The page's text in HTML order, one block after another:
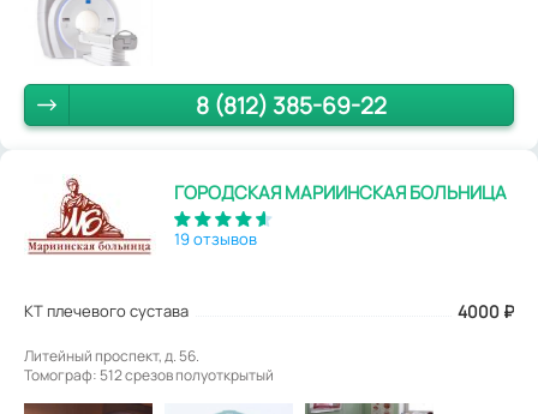
8 (812) 385-69-22
ГОРОДСКАЯ МАРИИНСКАЯ БОЛЬНИЦА
19 отзывов
КТ плечевого сустава 4000 ₽
Литейный проспект, д. 56.
Томограф: 512 срезов полуоткрытый